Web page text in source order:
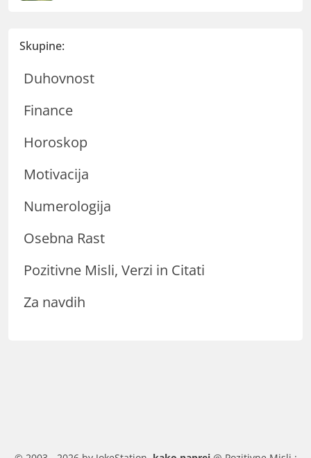
Skupine:
Duhovnost
Finance
Horoskop
Motivacija
Numerologija
Osebna Rast
Pozitivne Misli, Verzi in Citati
Za navdih